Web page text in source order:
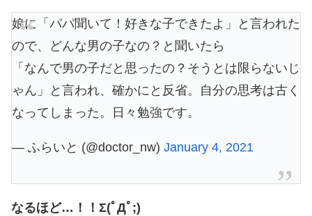
娘に「パパ聞いて！好きな子できたよ」と言われた
ので、どんな男の子なの？と聞いたら
「なんで男の子だと思ったの？そうとは限らないじ
ゃん」と言われ、確かにと反省。自分の思考は古く
なってしまった。日々勉強です。
— ふらいと (@doctor_nw) January 4, 2021
なるほど…！！Σ(ﾟДﾟ;)